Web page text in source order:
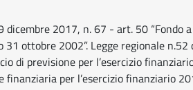
dicembre 2017, n. 67 - art. 50 “Fondo
31 ottobre 2002”. Legge regionale
di previsione per l’esercizio
finanziaria per l’esercizio finanziario